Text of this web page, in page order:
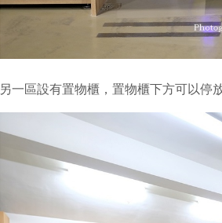
另一區設有置物櫃，置物櫃下方可以停